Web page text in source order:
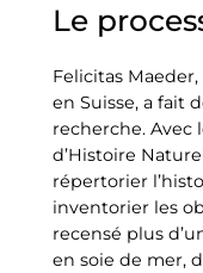
Le
Felicitas
en Suisse, a fait
recherche. Avec
d’Histoire
répertorier
inventorier les
recensé plus
en soie de mer,